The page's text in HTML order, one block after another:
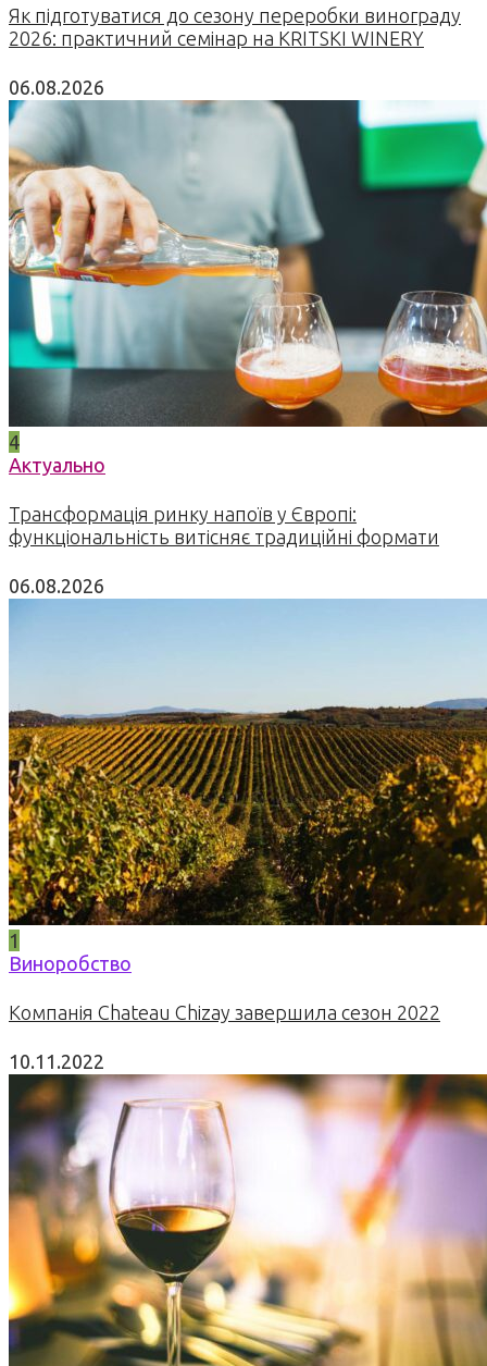
Як підготуватися до сезону переробки винограду
2026: практичний семінар на KRITSKI WINERY
06.08.2026
4
Актуально
Трансформація ринку напоїв у Європі:
функціональність витісняє традиційні формати
06.08.2026
1
Виноробство
Компанія Chateau Chizay завершила сезон 2022
10.11.2022